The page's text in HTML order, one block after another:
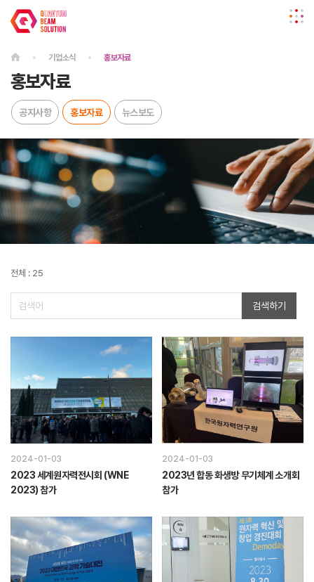
기업소식 홍보자료
홍보자료
공지사항 홍보자료 뉴스보도
전체 : 25
검색하기
2024-01-03
2023 세계원자력전시회 (WNE
2023) 참가
2024-01-03
2023년 합동 화생방 무기체계 소개회
참가